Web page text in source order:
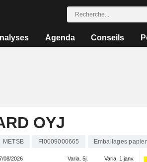
Agenda Conseils
OYJ
METSB FI0009000665 Emballages papier
08/2026 Varia. 5j. Varia. 1 janv.